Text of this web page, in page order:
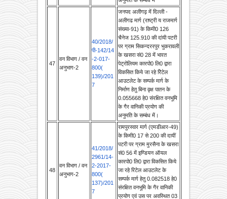
-2-017-
800(
139)/201
7
अलीगढ मार्ग (राष्ट्री य राजमार्ग
संख्‍या-91) के किमी0 126
चैनेज 125.910 की दांयी पटरी
पर ग्राम सिकन्दररपुर भुकरावली
के खसरा सं0 28 में भारत
पेट्रोलियम कारपो0 लि0 द्वारा
विकसित किये जा रहे रिेटेल
आउटलेट के सम्पर्क मार्ग के
निर्माण हेतु बिना वृक्ष पातन के
0.055668 हे0 संरक्षित वनभूमि
के गैर वानिकी प्रयोग की
अनुमति के सम्बंध में।
2-2017-
800(
137)/201
7
रामपुरस्वार मार्ग (एमडीआर-49)
के किमी0 17 से 200 की दायीं
पटरी पर ग्राम मुरसैना के खसरा
सं0 56 में इण्डियन ऑयल
कारपो0 लि0 द्वारा विकसित किये
जा रहे रिटेल आउटलेट के
सम्पर्क मार्ग हेतु 0.082518 हे0
संरक्षित वनभूमि के गैर वानिकी
प्रयोग एवं उस पर अवस्थित 03
वृक्षों के पातन की अनुमति के
सम्बंध में ।